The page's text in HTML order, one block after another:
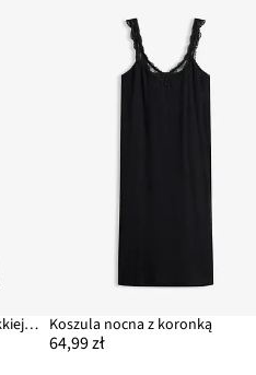
Krótka koszula nocna z miękkiej mieszanki wiskozy Koszula nocna z koronką
64,99 zł